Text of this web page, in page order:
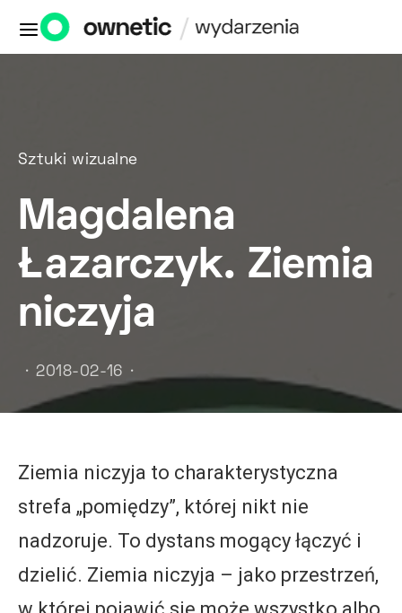
Sztuki wizualne
Magdalena
Łazarczyk. Ziemia
niczyja
2018-02-16
Ziemia niczyja to charakterystyczna
strefa „pomiędzy”, której nikt nie
nadzoruje. To dystans mogący łączyć i
dzielić. Ziemia niczyja – jako przestrzeń,